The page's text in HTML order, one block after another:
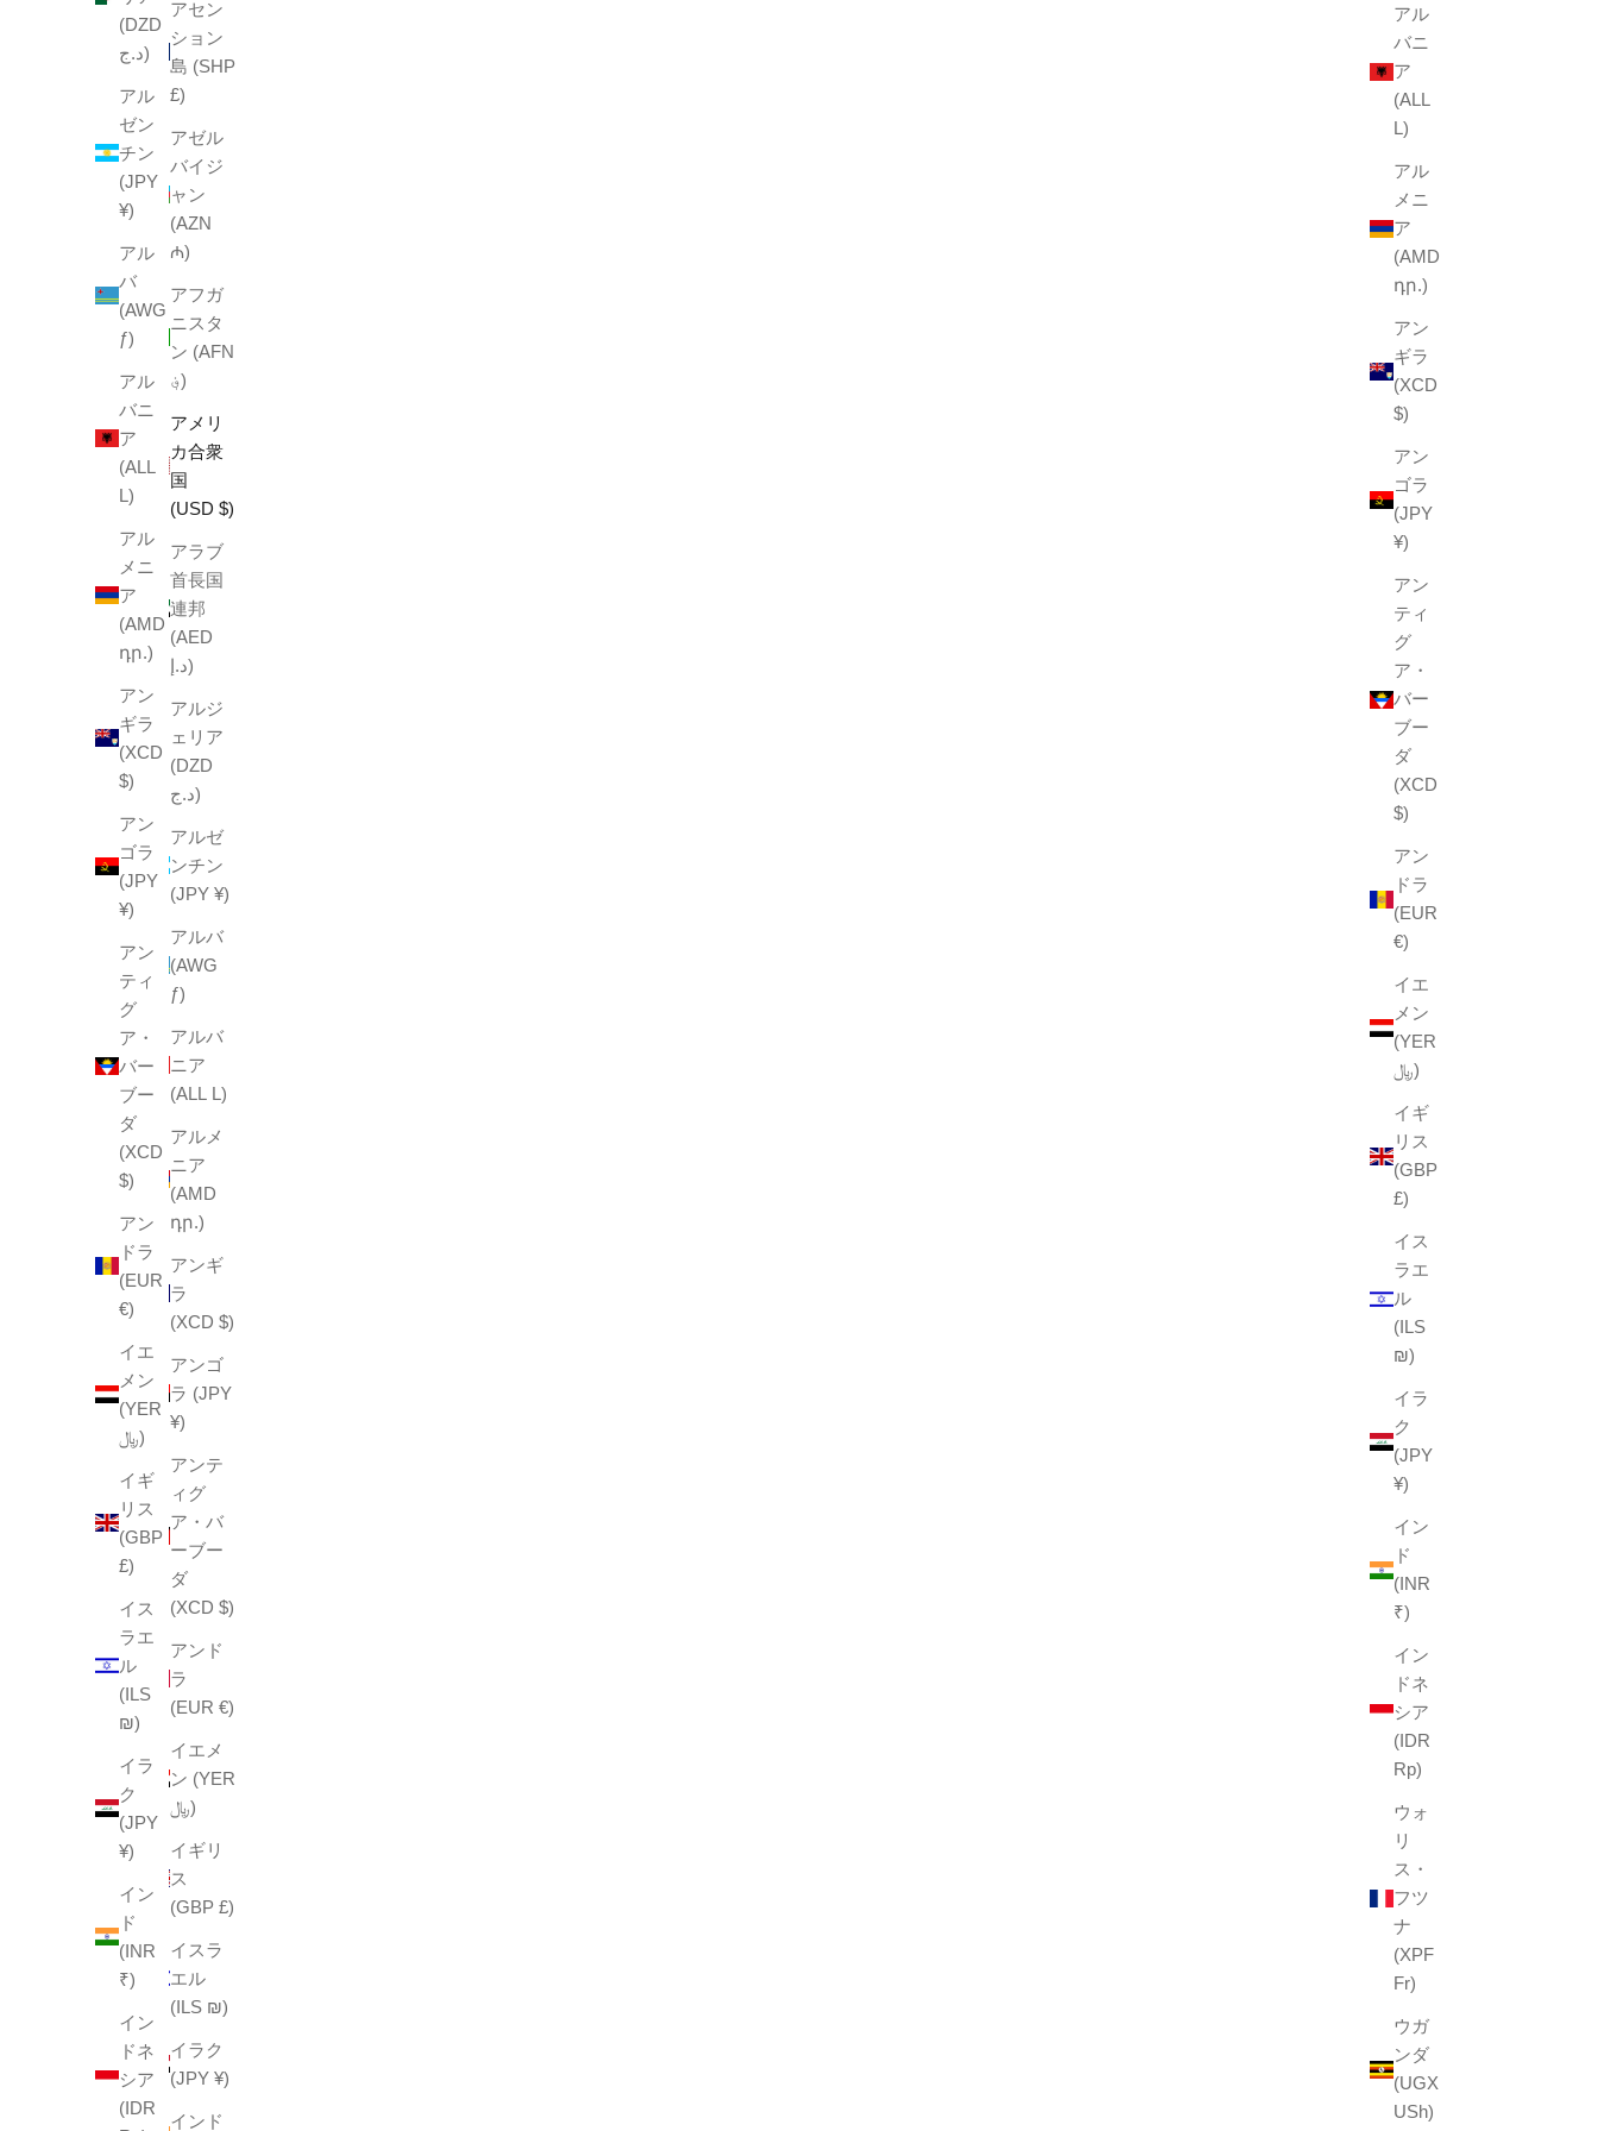
アル
バニ
ア
(ALL
L)
アル
メニ
ア
(AMD
դր.)
アン
ギラ
(XCD
$)
アン
ゴラ
(JPY
¥)
アン
ティ
グ
ア・
バー
ブー
ダ
(XCD
$)
アン
ドラ
(EUR
€)
イエ
メン
(YER
﷼)
イギ
リス
(GBP
£)
イス
ラエ
ル
(ILS
₪)
イラ
ク
(JPY
¥)
イン
ド
(INR
₹)
イン
ドネ
シア
(IDR
Rp)
ウォ
リ
ス・
フツ
ナ
(XPF
Fr)
ウガ
ンダ
(UGX
USh)
(DZD
د.ج)
アル
ゼン
チン
(JPY
¥)
アル
バ
(AWG
ƒ)
アル
バニ
ア
(ALL
L)
アル
メニ
ア
(AMD
դր.)
アン
ギラ
(XCD
$)
アン
ゴラ
(JPY
¥)
アン
ティ
グ
ア・
バー
ブー
ダ
(XCD
$)
アン
ドラ
(EUR
€)
イエ
メン
(YER
﷼)
イギ
リス
(GBP
£)
イス
ラエ
ル
(ILS
₪)
イラ
ク
(JPY
¥)
イン
ド
(INR
₹)
イン
ドネ
シア
(IDR
アセン
ション
島 (SHP
£)
アゼル
バイジ
ャン
(AZN
₼)
アフガ
ニスタ
ン (AFN
؋)
アメリ
カ合衆
国
(USD $)
アラブ
首長国
連邦
(AED
د.إ)
アルジ
ェリア
(DZD
د.ج)
アルゼ
ンチン
(JPY ¥)
アルバ
(AWG
ƒ)
アルバ
ニア
(ALL L)
アルメ
ニア
(AMD
դր.)
アンギ
ラ
(XCD $)
アンゴ
ラ (JPY
¥)
アンテ
ィグ
ア・バ
ーブー
ダ
(XCD $)
アンド
ラ
(EUR €)
イエメ
ン (YER
﷼)
イギリ
ス
(GBP £)
イスラ
エル
(ILS ₪)
イラク
(JPY ¥)
インド